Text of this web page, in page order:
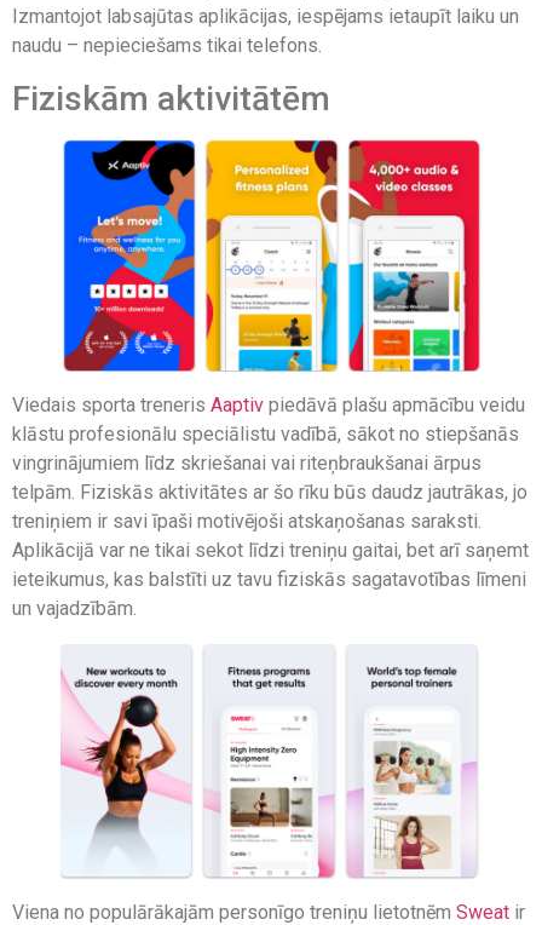
Izmantojot labsajūtas aplikācijas, iespējams ietaupīt laiku un
naudu – nepieciešams tikai telefons.
Fiziskām aktivitātēm
Viedais sporta treneris Aaptiv piedāvā plašu apmācību veidu
klāstu profesionālu speciālistu vadībā, sākot no stiepšanās
vingrinājumiem līdz skriešanai vai riteņbraukšanai ārpus
telpām. Fiziskās aktivitātes ar šo rīku būs daudz jautrākas, jo
treniņiem ir savi īpaši motivējoši atskaņošanas saraksti.
Aplikācijā var ne tikai sekot līdzi treniņu gaitai, bet arī saņemt
ieteikumus, kas balstīti uz tavu fiziskās sagatavotības līmeni
un vajadzībām.
Viena no populārākajām personīgo treniņu lietotnēm Sweat ir